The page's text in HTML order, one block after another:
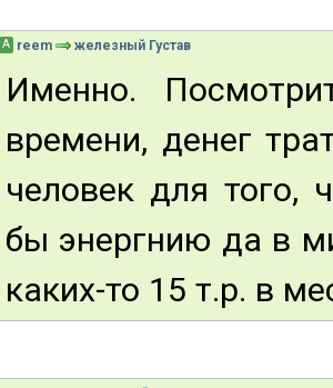
А reem железный Густав
Именно.
времени, денег
человек для того,
бы энергнию да в
каких-то 15 т.р. в